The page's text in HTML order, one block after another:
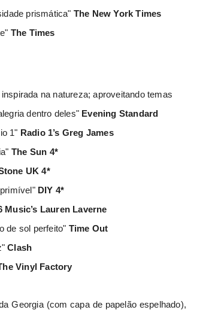
prismática" The New York Times
The Times
na natureza; aproveitando temas
dentro deles" Evening Standard
1" Radio 1’s Greg James
The Sun 4*
UK 4*
DIY 4*
Music’s Lauren Laverne
de sol perfeito" Time Out
Clash
Vinyl Factory
Georgia (com capa de papelão espelhado),